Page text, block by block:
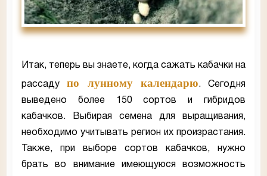
Итак, теперь вы знаете, когда сажать кабачки на
рассадупо лунному календарю. Сегодня
выведено более 150 сортов и гибридов
кабачков. Выбирая семена для выращивания,
необходимо учитывать регион их произрастания.
Также, при выборе сортов кабачков, нужно
брать во внимание имеющуюся возможность